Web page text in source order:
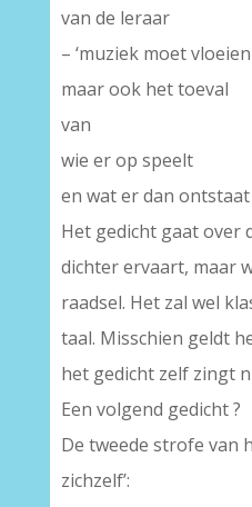
van de leraar
– ‘muziek moet
maar ook het toeval
van
wie er op speelt
en wat er dan ontstaat
Het gedicht gaat over
dichter ervaart, maar
raadsel. Het zal wel
taal. Misschien geldt
het gedicht zelf zingt
Een volgend gedicht ?
De tweede strofe van
zichzelf’: